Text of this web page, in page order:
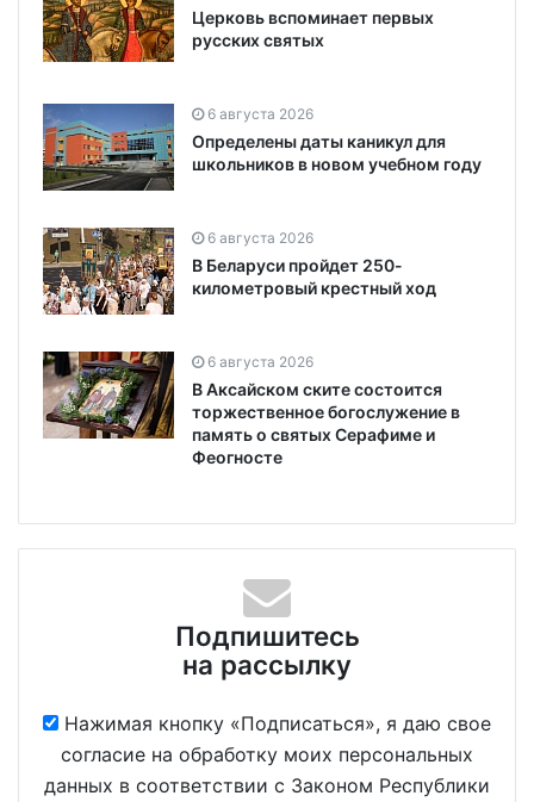
Церковь вспоминает первых
русских святых
6 августа 2026
Определены даты каникул для
школьников в новом учебном году
6 августа 2026
В Беларуси пройдет 250-
километровый крестный ход
6 августа 2026
В Аксайском ските состоится
торжественное богослужение в
память о святых Серафиме и
Феогносте
Подпишитесь
на рассылку
Нажимая кнопку «Подписаться», я даю свое
согласие на обработку моих персональных
данных в соответствии с Законом Республики